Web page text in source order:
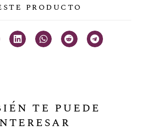
producto
te puede